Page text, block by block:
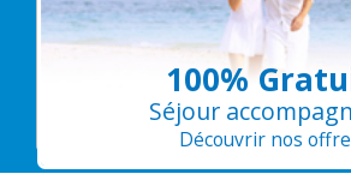
100%
Séjour
Découvrir nos